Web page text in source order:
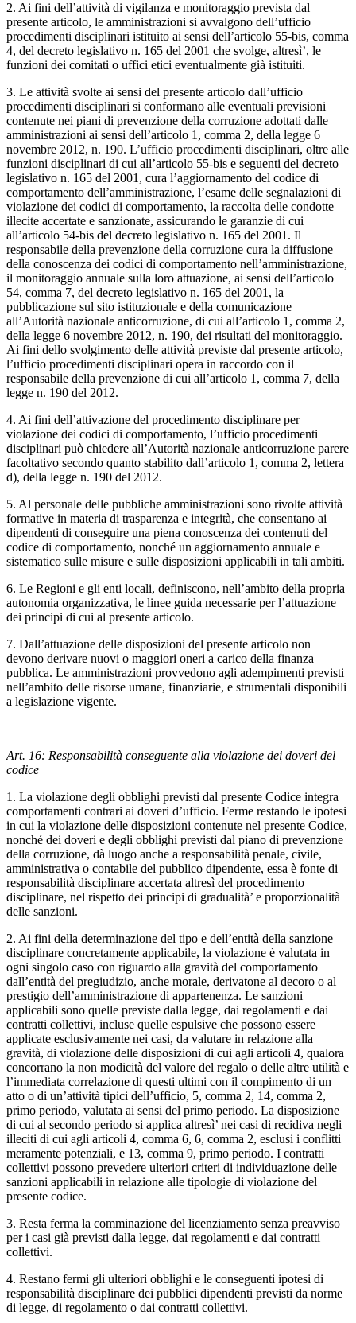
2. Ai fini dell’attività di vigilanza e monitoraggio prevista dal
presente articolo, le amministrazioni si avvalgono dell’ufficio
procedimenti disciplinari istituito ai sensi dell’articolo 55-bis, comma
4, del decreto legislativo n. 165 del 2001 che svolge, altresì’, le
funzioni dei comitati o uffici etici eventualmente già istituiti.
3. Le attività svolte ai sensi del presente articolo dall’ufficio
procedimenti disciplinari si conformano alle eventuali previsioni
contenute nei piani di prevenzione della corruzione adottati dalle
amministrazioni ai sensi dell’articolo 1, comma 2, della legge 6
novembre 2012, n. 190. L’ufficio procedimenti disciplinari, oltre alle
funzioni disciplinari di cui all’articolo 55-bis e seguenti del decreto
legislativo n. 165 del 2001, cura l’aggiornamento del codice di
comportamento dell’amministrazione, l’esame delle segnalazioni di
violazione dei codici di comportamento, la raccolta delle condotte
illecite accertate e sanzionate, assicurando le garanzie di cui
all’articolo 54-bis del decreto legislativo n. 165 del 2001. Il
responsabile della prevenzione della corruzione cura la diffusione
della conoscenza dei codici di comportamento nell’amministrazione,
il monitoraggio annuale sulla loro attuazione, ai sensi dell’articolo
54, comma 7, del decreto legislativo n. 165 del 2001, la
pubblicazione sul sito istituzionale e della comunicazione
all’Autorità nazionale anticorruzione, di cui all’articolo 1, comma 2,
della legge 6 novembre 2012, n. 190, dei risultati del monitoraggio.
Ai fini dello svolgimento delle attività previste dal presente articolo,
l’ufficio procedimenti disciplinari opera in raccordo con il
responsabile della prevenzione di cui all’articolo 1, comma 7, della
legge n. 190 del 2012.
4. Ai fini dell’attivazione del procedimento disciplinare per
violazione dei codici di comportamento, l’ufficio procedimenti
disciplinari può chiedere all’Autorità nazionale anticorruzione parere
facoltativo secondo quanto stabilito dall’articolo 1, comma 2, lettera
d), della legge n. 190 del 2012.
5. Al personale delle pubbliche amministrazioni sono rivolte attività
formative in materia di trasparenza e integrità, che consentano ai
dipendenti di conseguire una piena conoscenza dei contenuti del
codice di comportamento, nonché un aggiornamento annuale e
sistematico sulle misure e sulle disposizioni applicabili in tali ambiti.
6. Le Regioni e gli enti locali, definiscono, nell’ambito della propria
autonomia organizzativa, le linee guida necessarie per l’attuazione
dei principi di cui al presente articolo.
7. Dall’attuazione delle disposizioni del presente articolo non
devono derivare nuovi o maggiori oneri a carico della finanza
pubblica. Le amministrazioni provvedono agli adempimenti previsti
nell’ambito delle risorse umane, finanziarie, e strumentali disponibili
a legislazione vigente.
Art. 16: Responsabilità conseguente alla violazione dei doveri del
codice
1. La violazione degli obblighi previsti dal presente Codice integra
comportamenti contrari ai doveri d’ufficio. Ferme restando le ipotesi
in cui la violazione delle disposizioni contenute nel presente Codice,
nonché dei doveri e degli obblighi previsti dal piano di prevenzione
della corruzione, dà luogo anche a responsabilità penale, civile,
amministrativa o contabile del pubblico dipendente, essa è fonte di
responsabilità disciplinare accertata altresì del procedimento
disciplinare, nel rispetto dei principi di gradualità’ e proporzionalità
delle sanzioni.
2. Ai fini della determinazione del tipo e dell’entità della sanzione
disciplinare concretamente applicabile, la violazione è valutata in
ogni singolo caso con riguardo alla gravità del comportamento
dall’entità del pregiudizio, anche morale, derivatone al decoro o al
prestigio dell’amministrazione di appartenenza. Le sanzioni
applicabili sono quelle previste dalla legge, dai regolamenti e dai
contratti collettivi, incluse quelle espulsive che possono essere
applicate esclusivamente nei casi, da valutare in relazione alla
gravità, di violazione delle disposizioni di cui agli articoli 4, qualora
concorrano la non modicità del valore del regalo o delle altre utilità e
l’immediata correlazione di questi ultimi con il compimento di un
atto o di un’attività tipici dell’ufficio, 5, comma 2, 14, comma 2,
primo periodo, valutata ai sensi del primo periodo. La disposizione
di cui al secondo periodo si applica altresì’ nei casi di recidiva negli
illeciti di cui agli articoli 4, comma 6, 6, comma 2, esclusi i conflitti
meramente potenziali, e 13, comma 9, primo periodo. I contratti
collettivi possono prevedere ulteriori criteri di individuazione delle
sanzioni applicabili in relazione alle tipologie di violazione del
presente codice.
3. Resta ferma la comminazione del licenziamento senza preavviso
per i casi già previsti dalla legge, dai regolamenti e dai contratti
collettivi.
4. Restano fermi gli ulteriori obblighi e le conseguenti ipotesi di
responsabilità disciplinare dei pubblici dipendenti previsti da norme
di legge, di regolamento o dai contratti collettivi.